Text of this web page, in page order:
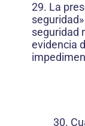
29. La
seguridad
evidencia
30.